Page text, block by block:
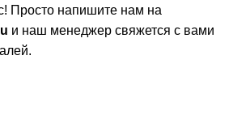
Просто напишите нам на
и наш менеджер свяжется с вами